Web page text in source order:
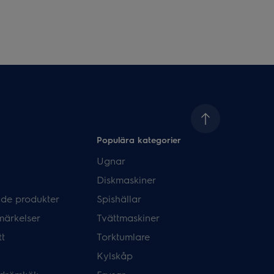
produkter
Populära kategorier
Ugnar
Diskmaskiner
Spishällar
Tvättmaskiner
Torktumlare
Kylskåp